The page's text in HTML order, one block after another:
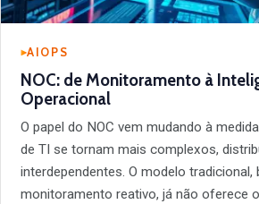
AIOPS
NOC: de Monitoramento à
Operacional
O papel do NOC vem mudando à
de TI se tornam mais complexos,
interdependentes. O modelo tradicional,
monitoramento reativo, já não oferece